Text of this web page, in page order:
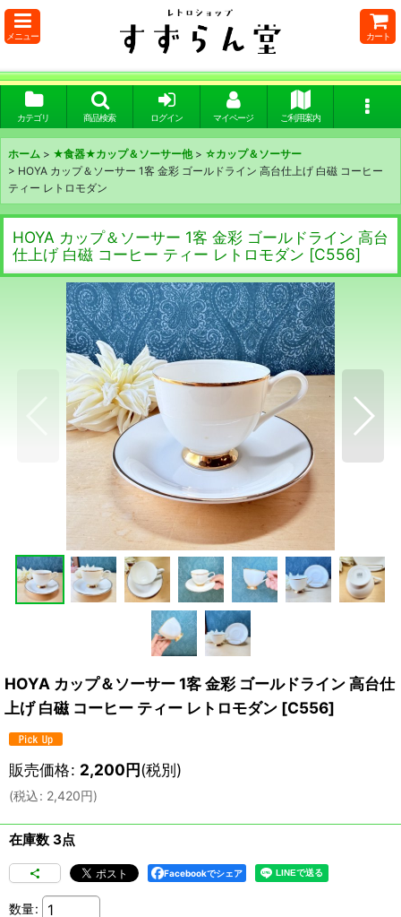
メニュー カート
カテゴリ 商品検索 ログイン マイページ ご利用案内
ホーム > ★食器★カップ＆ソーサー他 > ☆カップ＆ソーサー
> HOYA カップ＆ソーサー 1客 金彩 ゴールドライン 高台仕上げ 白磁 コーヒー
ティー レトロモダン
HOYA カップ＆ソーサー 1客 金彩 ゴールドライン 高台
仕上げ 白磁 コーヒー ティー レトロモダン [C556]
HOYA カップ＆ソーサー 1客 金彩 ゴールドライン 高台仕
上げ 白磁 コーヒー ティー レトロモダン [C556]
販売価格: 2,200円(税別)
(税込: 2,420円)
在庫数 3点
Facebookでシェア
数量: